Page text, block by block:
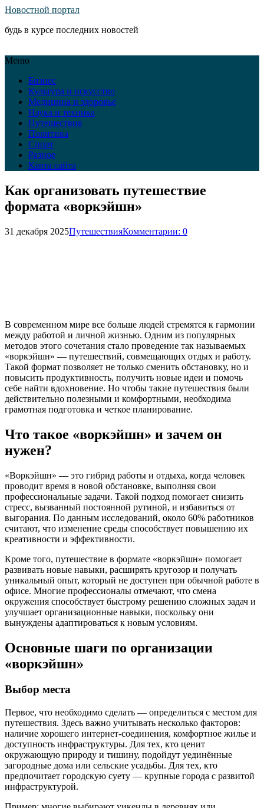
Новостной портал
будь в курсе последних новостей
Меню
Бизнес
Культура и искусство
Медицина и здоровье
Наука и техника
Путешествия
Политика
Спорт
Разное
Карта сайта
Как организовать путешествие
формата «воркэйшн»
31 декабря 2025ПутешествияКомментарии: 0
В современном мире все больше людей стремятся к гармонии
между работой и личной жизнью. Одним из популярных
методов этого сочетания стало проведение так называемых
«воркэйшн» — путешествий, совмещающих отдых и работу.
Такой формат позволяет не только сменить обстановку, но и
повысить продуктивность, получить новые идеи и помочь
себе найти вдохновение. Но чтобы такие путешествия были
действительно полезными и комфортными, необходима
грамотная подготовка и четкое планирование.
Что такое «воркэйшн» и зачем он
нужен?
«Воркэйшн» — это гибрид работы и отдыха, когда человек
проводит время в новой обстановке, выполняя свои
профессиональные задачи. Такой подход помогает снизить
стресс, вызванный постоянной рутиной, и избавиться от
выгорания. По данным исследований, около 60% работников
считают, что изменение среды способствует повышению их
креативности и эффективности.
Кроме того, путешествие в формате «воркэйшн» помогает
развивать новые навыки, расширять кругозор и получать
уникальный опыт, который не доступен при обычной работе в
офисе. Многие профессионалы отмечают, что смена
окружения способствует быстрому решению сложных задач и
улучшает организационные навыки, поскольку они
вынуждены адаптироваться к новым условиям.
Основные шаги по организации
«воркэйшн»
Выбор места
Первое, что необходимо сделать — определиться с местом для
путешествия. Здесь важно учитывать несколько факторов:
наличие хорошего интернет-соединения, комфортное жилье и
доступность инфраструктуры. Для тех, кто ценит
окружающую природу и тишину, подойдут уединённые
загородные дома или сельские усадьбы. Для тех, кто
предпочитает городскую суету — крупные города с развитой
инфраструктурой.